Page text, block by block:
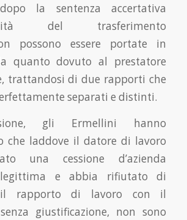
la sentenza accertativa
del trasferimento
possono essere portate in
quanto dovuto al prestatore
trattandosi di due rapporti che
separati e distinti.
gli Ermellini hanno
che laddove il datore di lavoro
una cessione d’azienda
e abbia rifiutato di
il rapporto di lavoro con il
giustificazione, non sono